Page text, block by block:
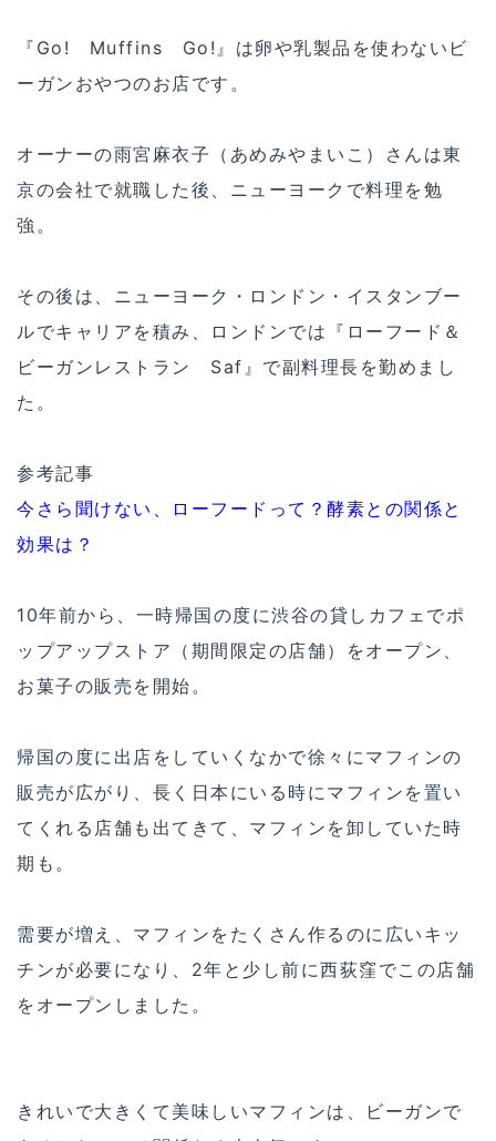
『Go! Muffins Go!』は卵や乳製品を使わないビ
ーガンおやつのお店です。
オーナーの雨宮麻衣子（あめみやまいこ）さんは東
京の会社で就職した後、ニューヨークで料理を勉
強。
その後は、ニューヨーク・ロンドン・イスタンブー
ルでキャリアを積み、ロンドンでは『ローフード＆
ビーガンレストラン Saf』で副料理長を勤めまし
た。
参考記事
今さら聞けない、ローフードって？酵素との関係と
効果は？
10年前から、一時帰国の度に渋谷の貸しカフェでポ
ップアップストア（期間限定の店舗）をオープン、
お菓子の販売を開始。
帰国の度に出店をしていくなかで徐々にマフィンの
販売が広がり、長く日本にいる時にマフィンを置い
てくれる店舗も出てきて、マフィンを卸していた時
期も。
需要が増え、マフィンをたくさん作るのに広いキッ
チンが必要になり、2年と少し前に西荻窪でこの店舗
をオープンしました。
きれいで大きくて美味しいマフィンは、ビーガンで